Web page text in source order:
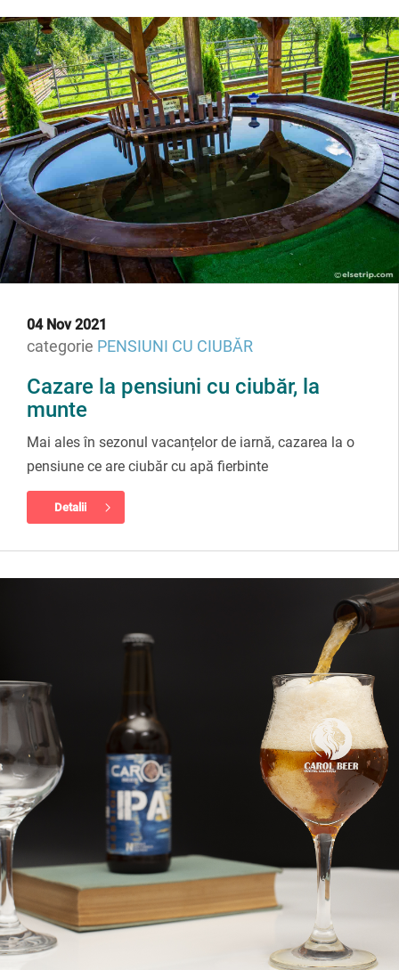
04 Nov 2021
categorie PENSIUNI CU CIUBĂR
Cazare la pensiuni cu ciubăr, la
munte
Mai ales în sezonul vacanțelor de iarnă, cazarea la o
pensiune ce are ciubăr cu apă fierbinte
Detalii